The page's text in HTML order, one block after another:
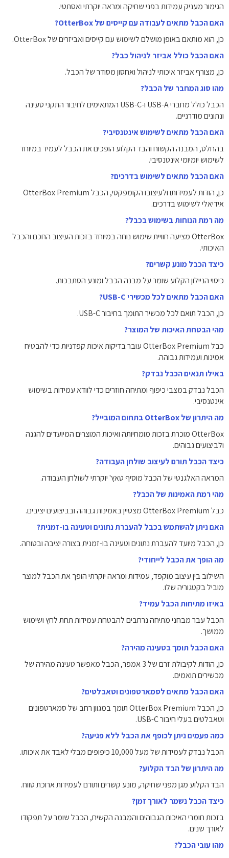
הגימור מעניק עמידות בפני שחיקה ומראה יוקרתי ואסתטי.
האם הכבל מתאים לעבודה עם קייסים של OtterBox?
כן, הוא מותאם באופן מושלם לשימוש עם קייסים ואביזרים של OtterBox.
האם הכבל כולל אביזר לניהול כבל?
כן, מצורף אביזר איכותי לניהול ואחסון מסודר של הכבל.
מהו סוג המחבר של הכבל?
הכבל כולל מחברי USB-A ו-USB-C המתאימים לחיבור התקני טעינה
ונתונים מודרניים.
האם הכבל מתאים לשימוש אינטנסיבי?
בהחלט, המבנה הקשוח והבד הקלוע הופכים את הכבל לעמיד במיוחד
לשימוש יומיומי אינטנסיבי.
האם הכבל מתאים לשימוש בדרכים?
כן, הודות לעמידותו ולעיצובו הקומפקטי, הכבל OtterBox Premium
אידיאלי לשימוש בדרכים.
מה רמת הנוחות בשימוש בכבל?
OtterBox מציעה חוויית שימוש נוחה במיוחד בזכות העיצוב החכם והכבל
האיכותי.
כיצד הכבל מונע קשרים?
כיסוי הניילון הקלוע שומר על מבנה הכבל ומונע הסתבכות.
האם הכבל מתאים לכל מכשירי USB-C?
כן, הכבל תואם לכל מכשיר התומך בחיבור USB-C.
מהי הבטחת האיכות של המוצר?
כבל OtterBox Premium עובר בדיקות איכות קפדניות כדי להבטיח
אמינות ועמידות גבוהה.
באילו תנאים הכבל נבדק?
הכבל נבדק במצבי כיפוף ומתיחה חוזרים כדי לוודא עמידות בשימוש
אינטנסיבי.
מה היתרון של OtterBox בתחום המובייל?
OtterBox מוכרת בזכות מומחיותה ואיכות המוצרים המיועדים להגנה
ולביצועים גבוהים.
כיצד הכבל תורם לעיצוב שולחן העבודה?
המראה האלגנטי של הכבל מוסיף טאץ' יוקרתי לשולחן העבודה.
מהי רמת האמינות של הכבל?
כבל OtterBox Premium מצטיין באמינות גבוהה ובביצועים יציבים.
האם ניתן להשתמש בכבל להעברת נתונים וטעינה בו-זמנית?
כן, הכבל מיועד להעברת נתונים וטעינה בו-זמנית בצורה יציבה ובטוחה.
מה הופך את הכבל לייחודי?
השילוב בין עיצוב מוקפד, עמידות ומראה יוקרתי הופך את הכבל למוצר
מוביל בקטגוריה שלו.
באיזו מתיחות הכבל עמיד?
הכבל עבר מבחני מתיחה נרחבים להבטחת עמידות תחת לחץ ושימוש
ממושך.
האם הכבל תומך בטעינה מהירה?
כן, הודות לקיבולת זרם של 3 אמפר, הכבל מאפשר טעינה מהירה של
מכשירים תואמים.
האם הכבל מתאים לסמארטפונים וטאבלטים?
כן, הכבל OtterBox Premium תומך במגוון רחב של סמארטפונים
וטאבלטים בעלי חיבור USB-C.
כמה פעמים ניתן לכופף את הכבל ללא פגיעה?
הכבל נבדק לעמידות של מעל 10,000 כיפופים מבלי לאבד את איכותו.
מה היתרון של הבד הקלוע?
הבד הקלוע מגן מפני שחיקה, מונע קשרים ותורם לעמידות ארוכת טווח.
כיצד הכבל נשמר לאורך זמן?
בזכות חומרי האיכות הגבוהים והמבנה הקשיח, הכבל שומר על תפקודו
לאורך שנים.
מהו עובי הכבל?